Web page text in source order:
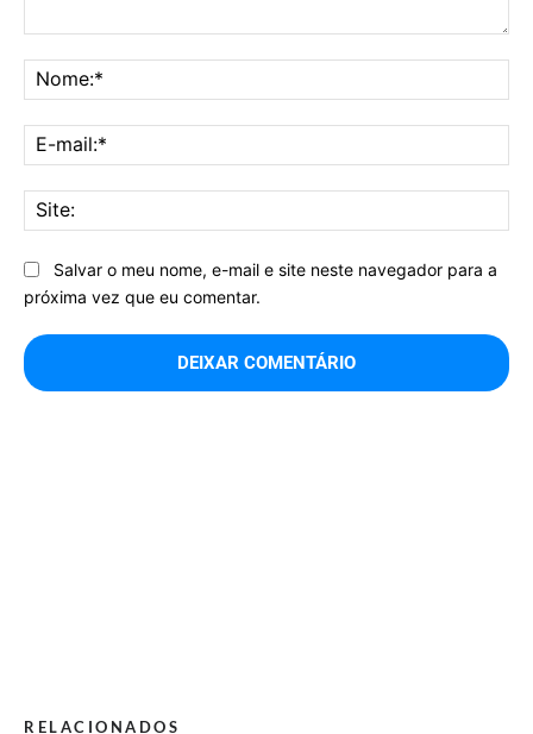
Salvar o meu nome, e-mail e site neste navegador para a
próxima vez que eu comentar.
RELACIONADOS